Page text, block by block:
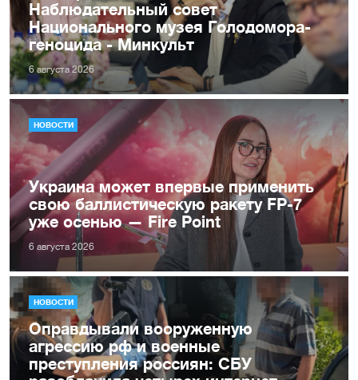
Наблюдательный совет
Национального музея Голодомора-
геноцида - Минкульт
6 августа 2026
НОВОСТИ
Украина может впервые применить
свою баллистическую ракету FP-7
уже осенью — Fire Point
6 августа 2026
НОВОСТИ
Оправдывали вооруженную
агрессию рф и военные
преступления россиян: СБУ